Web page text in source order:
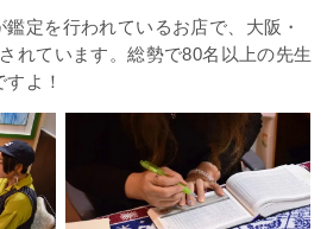
定を行われているお店で、大阪・
れています。総勢で80名以上の先生
よ！